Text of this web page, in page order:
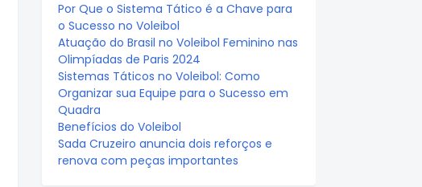
Por Que o Sistema Tático é a Chave para
o Sucesso no Voleibol
Atuação do Brasil no Voleibol Feminino nas
Olimpíadas de Paris 2024
Sistemas Táticos no Voleibol: Como
Organizar sua Equipe para o Sucesso em
Quadra
Benefícios do Voleibol
Sada Cruzeiro anuncia dois reforços e
renova com peças importantes